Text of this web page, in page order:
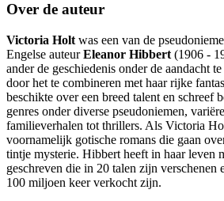
Over de auteur
Victoria Holt was een van de
Engelse auteurEleanor Hibbert (1906 -
ander de geschiedenis onder de aandacht
door het te combineren met haar rijke
beschikte over een breed talent en schreef
genres onder diverse pseudoniemen,
familieverhalen tot thrillers. Als Victoria
voornamelijk gotische romans die gaan
tintje mysterie. Hibbert heeft in haar leven
geschreven die in 20 talen zijn verschenen
100 miljoen keer verkocht zijn.